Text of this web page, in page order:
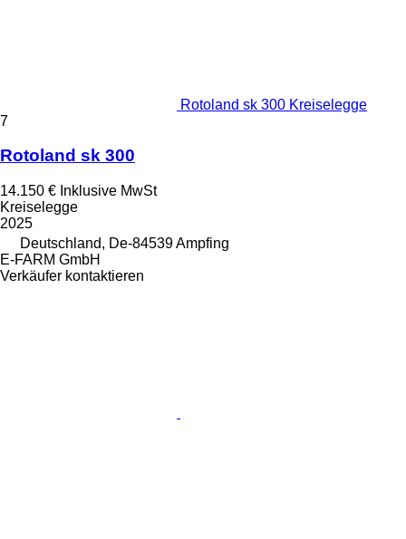
Rotoland sk 300 Kreiselegge
7
Rotoland sk 300
14.150 € Inklusive MwSt
Kreiselegge
2025
Deutschland, De-84539 Ampfing
E-FARM GmbH
Verkäufer kontaktieren